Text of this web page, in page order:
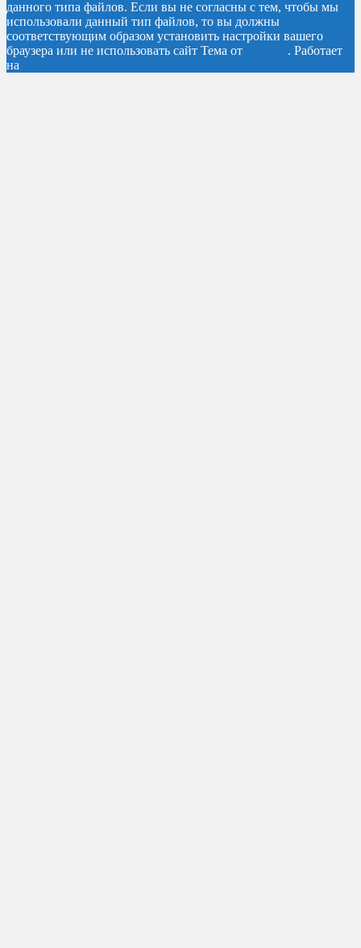
данного типа файлов. Если вы не согласны с тем, чтобы мы
использовали данный тип файлов, то вы должны
соответствующим образом установить настройки вашего
браузера или не использовать сайт Тема от
. Работает
на